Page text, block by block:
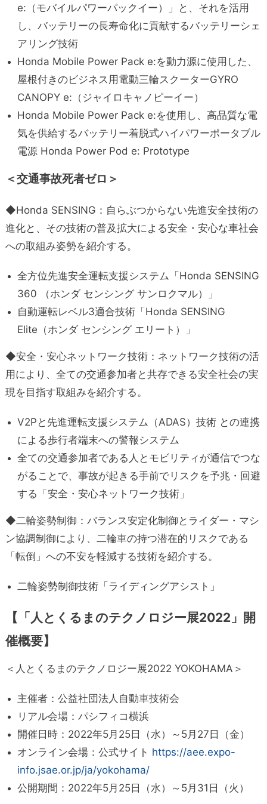
e:（モバイルパワーパックイー）」と、それを活用
し、バッテリーの長寿命化に貢献するバッテリーシェ
アリング技術
Honda Mobile Power Pack e:を動力源に使用した、
屋根付きのビジネス用電動三輪スクーターGYRO
CANOPY e:（ジャイロキャノピーイー）
Honda Mobile Power Pack e:を使用し、高品質な電
気を供給するバッテリー着脱式ハイパワーポータブル
電源 Honda Power Pod e: Prototype
＜交通事故死者ゼロ＞
◆Honda SENSING：自らぶつからない先進安全技術の
進化と、その技術の普及拡大による安全・安心な車社会
への取組み姿勢を紹介する。
全方位先進安全運転支援システム「Honda SENSING
360 （ホンダ センシング サンロクマル）」
自動運転レベル3適合技術「Honda SENSING
Elite（ホンダ センシング エリート）」
◆安全・安心ネットワーク技術：ネットワーク技術の活
用により、全ての交通参加者と共存できる安全社会の実
現を目指す取組みを紹介する。
V2Pと先進運転支援システム（ADAS）技術 との連携
による歩行者端末への警報システム
全ての交通参加者である人とモビリティが通信でつな
がることで、事故が起きる手前でリスクを予兆・回避
する「安全・安心ネットワーク技術」
◆二輪姿勢制御：バランス安定化制御とライダー・マシ
ン協調制御により、二輪車の持つ潜在的リスクである
「転倒」への不安を軽減する技術を紹介する。
二輪姿勢制御技術「ライディングアシスト」
【「人とくるまのテクノロジー展2022」開
催概要】
＜人とくるまのテクノロジー展2022 YOKOHAMA＞
主催者：公益社団法人自動車技術会
リアル会場：パシフィコ横浜
開催日時：2022年5月25日（水）～5月27日（金）
オンライン会場：公式サイト https://aee.expo-
info.jsae.or.jp/ja/yokohama/
公開期間：2022年5月25日（水）～5月31日（火）